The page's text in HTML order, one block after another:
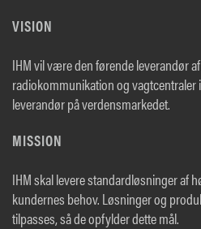
VISION
IHM vil være den førende leverandør
radiokommunikation og vagtcentraler
leverandør på verdensmarkedet.
MISSION
IHM skal levere standardløsninger af
kundernes behov. Løsninger og
tilpasses, så de opfylder dette mål.